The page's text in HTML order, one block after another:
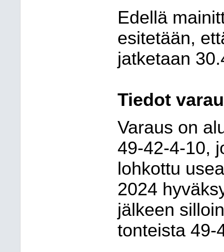
Edellä
esitetään,
jatketaan
Tiedot
Varaus on
49-42-4-10,
lohkottu
2024
jälkeen
tonteista 49-